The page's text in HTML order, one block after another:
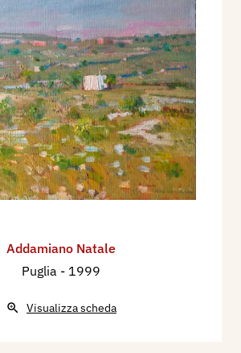
Addamiano Natale
Puglia - 1999
Visualizza scheda